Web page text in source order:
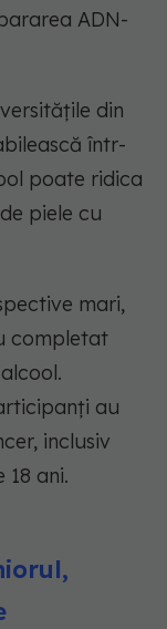
ADN-
din
într-
poate ridica
piele cu
mari,
completat
au
inclusiv
18 ani.